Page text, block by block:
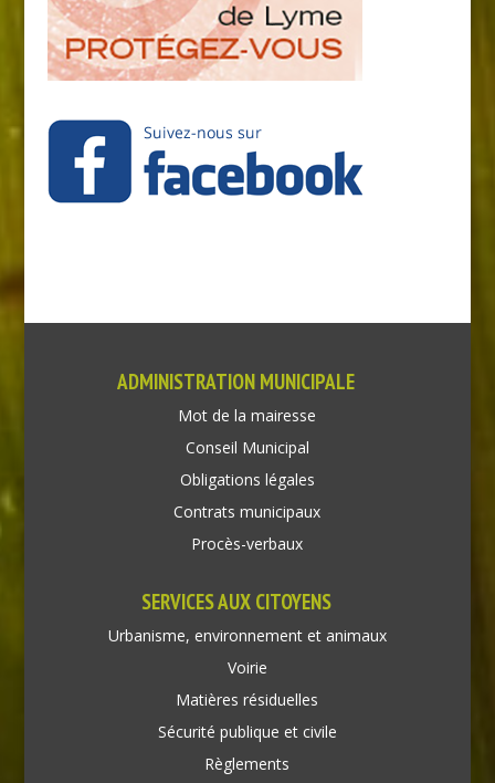
ADMINISTRATION MUNICIPALE
Mot de la mairesse
Conseil Municipal
Obligations légales
Contrats municipaux
Procès-verbaux
SERVICES AUX CITOYENS
Urbanisme, environnement et animaux
Voirie
Matières résiduelles
Sécurité publique et civile
Règlements